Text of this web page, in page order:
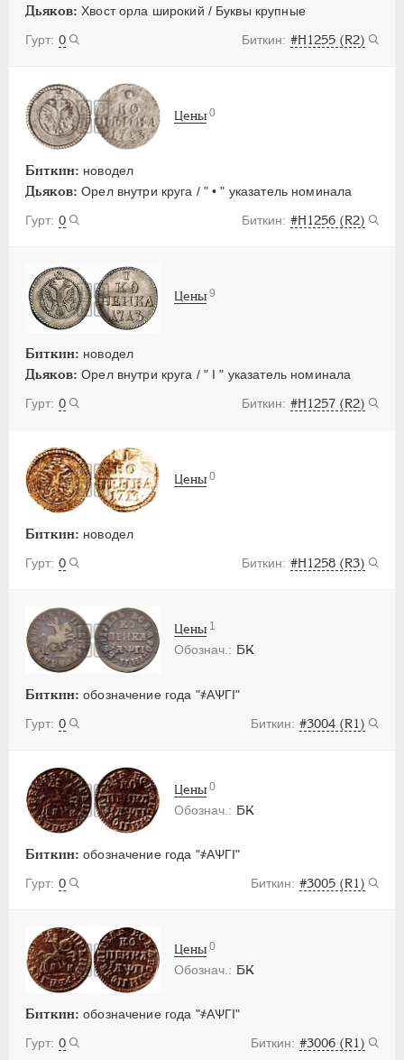
Дьяков: Хвост орла широкий / Буквы крупные
0
#Н1255 (R2)
Биткин: новодел
Дьяков: Орел внутри круга / " • " указатель номинала
0
#Н1256 (R2)
Цены 0
Биткин: новодел
Дьяков: Орел внутри круга / " I " указатель номинала
0
#Н1257 (R2)
Цены 9
Биткин: новодел
0
#Н1258 (R3)
Цены 0
БК
Биткин: обозначение года "҂АѰГI"
0
#3004 (R1)
Цены 1
БК
Биткин: обозначение года "҂АѰГI"
0
#3005 (R1)
Цены 0
БК
Биткин: обозначение года "҂АѰГI"
0
#3006 (R1)
Цены 0